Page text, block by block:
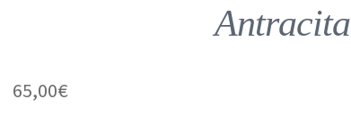
Antracita
65,00€